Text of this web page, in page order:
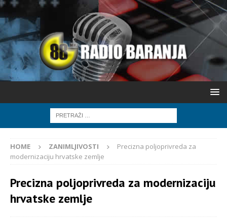
HOME ZANIMLJIVOSTI
Precizna poljoprivreda za
modernizaciju hrvatske zemlje
Precizna poljoprivreda za modernizaciju
hrvatske zemlje